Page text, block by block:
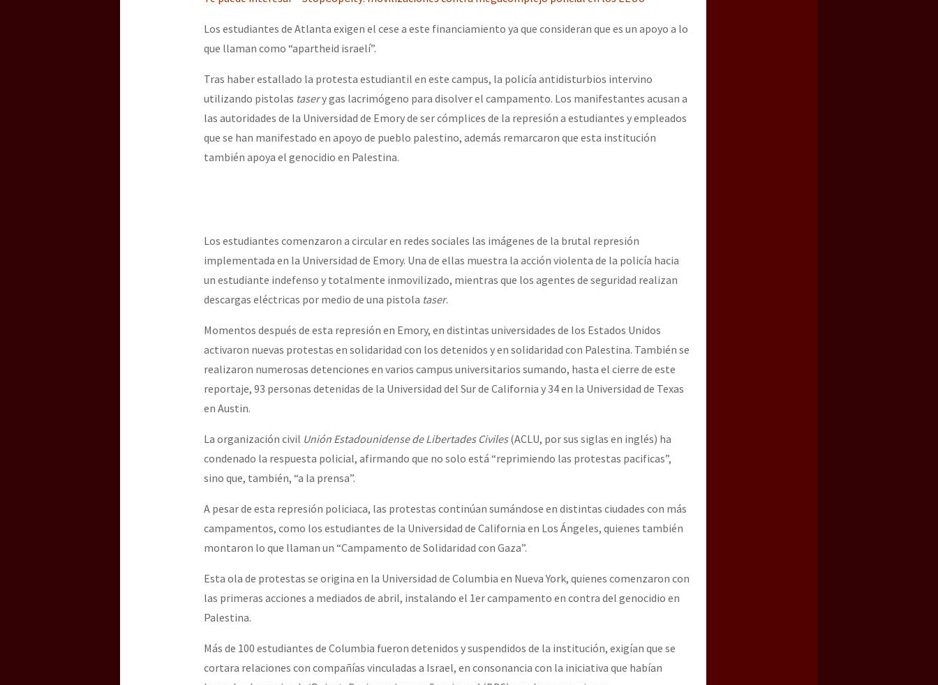
[25 abr – CDMX] Tokín por el CNI: 30 años de Resistencia y Rebeldía
Los estudiantes de Atlanta exigen el cese a este financiamiento ya que consideran que es un apoyo a lo
que llaman como “apartheid israelí”.
Tras haber estallado la protesta estudiantil en este campus, la policía antidisturbios intervino
utilizando pistolas tasery gas lacrimógeno para disolver el campamento. Los manifestantes acusan a
las autoridades de la Universidad de Emory de ser cómplices de la represión a estudiantes y empleados
que se han manifestado en apoyo de pueblo palestino, además remarcaron que esta institución
también apoya el genocidio en Palestina.
Los estudiantes comenzaron a circular en redes sociales las imágenes de la brutal represión
implementada en la Universidad de Emory. Una de ellas muestra la acción violenta de la policía hacia
un estudiante indefenso y totalmente inmovilizado, mientras que los agentes de seguridad realizan
descargas eléctricas por medio de una pistola taser.
Momentos después de esta represión en Emory, en distintas universidades de los Estados Unidos
activaron nuevas protestas en solidaridad con los detenidos y en solidaridad con Palestina. También se
realizaron numerosas detenciones en varios campus universitarios sumando, hasta el cierre de este
reportaje, 93 personas detenidas de la Universidad del Sur de California y 34 en la Universidad de Texas
en Austin.
La organización civil Unión Estadounidense de Libertades Civiles(ACLU, por sus siglas en inglés) ha
condenado la respuesta policial, afirmando que no solo está “reprimiendo las protestas pacificas”,
sino que, también, “a la prensa”.
A pesar de esta represión policiaca, las protestas continúan sumándose en distintas ciudades con más
campamentos, como los estudiantes de la Universidad de California en Los Ángeles, quienes también
montaron lo que llaman un “Campamento de Solidaridad con Gaza”.
Esta ola de protestas se origina en la Universidad de Columbia en Nueva York, quienes comenzaron con
las primeras acciones a mediados de abril, instalando el 1er campamento en contra del genocidio en
Palestina.
Más de 100 estudiantes de Columbia fueron detenidos y suspendidos de la institución, exigían que se
cortara relaciones con compañías vinculadas a Israel, en consonancia con la iniciativa que habían